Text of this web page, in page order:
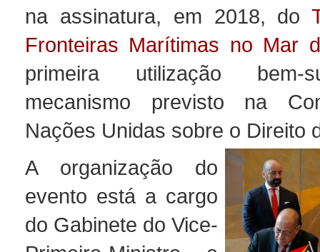
na assinatura, em 2018, do
Fronteiras Marítimas no Mar
primeira utilização bem-
mecanismo previsto na
Nações Unidas sobre o Direito
A organização do
evento está a cargo
do Gabinete do Vice-